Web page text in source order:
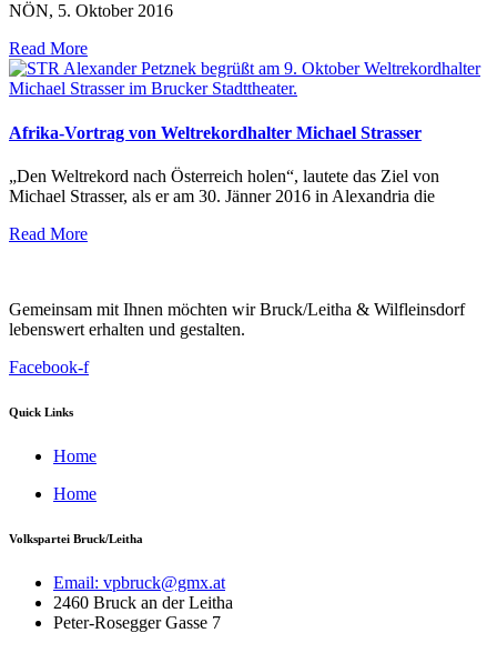
NÖN, 5. Oktober 2016
Read More
Afrika-Vortrag von Weltrekordhalter Michael Strasser
„Den Weltrekord nach Österreich holen“, lautete das Ziel von
Michael Strasser, als er am 30. Jänner 2016 in Alexandria die
Read More
Gemeinsam mit Ihnen möchten wir Bruck/Leitha & Wilfleinsdorf
lebenswert erhalten und gestalten.
Facebook-f
Quick Links
Home
Home
Volkspartei Bruck/Leitha
Email: vpbruck@gmx.at
2460 Bruck an der Leitha
Peter-Rosegger Gasse 7